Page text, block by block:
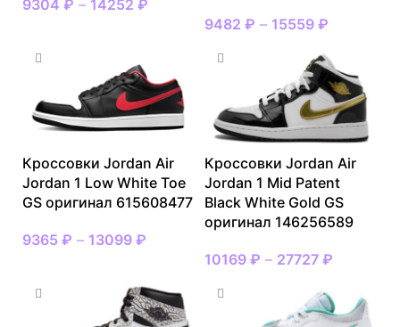
9304 ₽ – 14252 ₽
9482 ₽ – 15559 ₽
Кроссовки Jordan Air
Jordan 1 Low White Toe
GS оригинал 615608477
9365 ₽ – 13099 ₽
Кроссовки Jordan Air
Jordan 1 Mid Patent
Black White Gold GS
оригинал 146256589
10169 ₽ – 27727 ₽